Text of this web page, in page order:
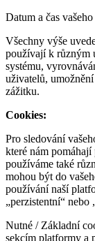
Datum a čas
Všechny výše
používají k různým
systému,
uživatelů,
zážitku.
Cookies:
Pro sledování
které nám
používáme také
mohou být do
používání naší
„perzistentní“ nebo
Nutné / Základní
sekcím platformy a